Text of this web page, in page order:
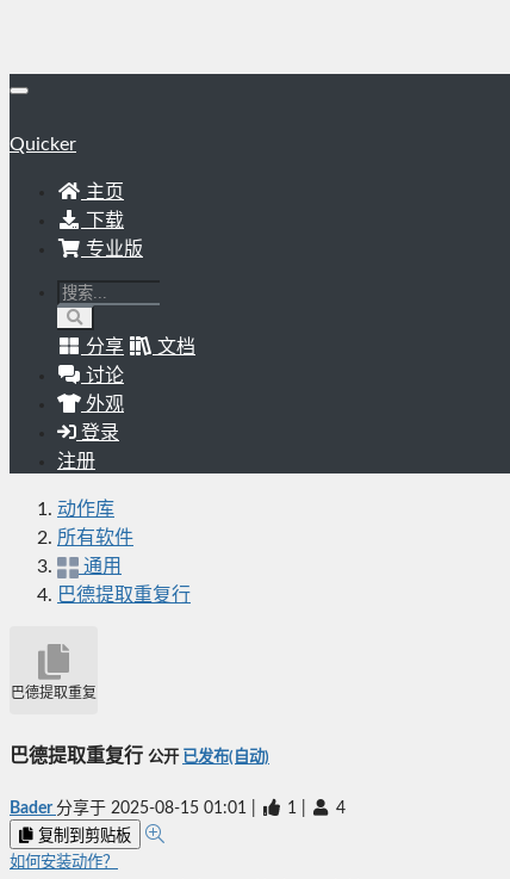
Quicker
主页
下载
专业版
分享
文档
讨论
外观
登录
注册
动作库
所有软件
通用
巴德提取重复行
巴德提取重复行
巴德提取重复行 公开 已发布(自动)
Bader分享于 2025-08-15 01:01 1 4
复制到剪贴板
如何安装动作？